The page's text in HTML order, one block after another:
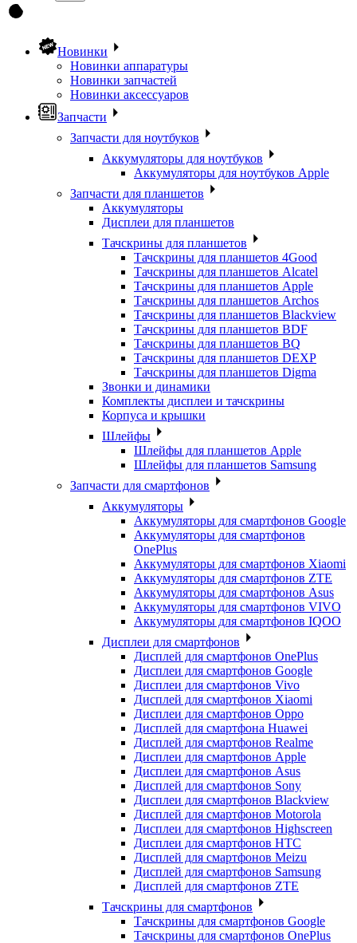
Новинки
Новинки аппаратуры
Новинки запчастей
Новинки аксессуаров
Запчасти
Запчасти для ноутбуков
Аккумуляторы для ноутбуков
Аккумуляторы для ноутбуков Apple
Запчасти для планшетов
Аккумуляторы
Дисплеи для планшетов
Тачскрины для планшетов
Тачскрины для планшетов 4Good
Тачскрины для планшетов Alcatel
Тачскрины для планшетов Apple
Тачскрины для планшетов Archos
Тачскрины для планшетов Blackview
Тачскрины для планшетов BDF
Тачскрины для планшетов BQ
Тачскрины для планшетов DEXP
Тачскрины для планшетов Digma
Звонки и динамики
Комплекты дисплеи и тачскрины
Корпуса и крышки
Шлейфы
Шлейфы для планшетов Apple
Шлейфы для планшетов Samsung
Запчасти для смартфонов
Аккумуляторы
Аккумуляторы для смартфонов Google
Аккумуляторы для смартфонов
OnePlus
Аккумуляторы для смартфонов Xiaomi
Аккумуляторы для смартфонов ZTE
Аккумуляторы для cмартфонов Asus
Аккумуляторы для смартфонов VIVO
Аккумуляторы для смартфонов IQOO
Дисплеи для смартфонов
Дисплей для смартфонов OnePlus
Дисплеи для смартфонов Google
Дисплеи для смартфонов Vivo
Дисплей для смартфонов Xiaomi
Дисплеи для смартфонов Oppo
Дисплей для смартфона Huawei
Дисплей для смартфонов Realme
Дисплеи для смартфонов Apple
Дисплеи для смартфонов Asus
Дисплей для смартфонов Sony
Дисплеи для смартфонов Blackview
Дисплей для смартфонов Motorola
Дисплеи для смартфонов Highscreen
Дисплеи для смартфонов HTC
Дисплей для смартфонов Meizu
Дисплей для смартфонов Samsung
Дисплей для смартфонов ZTE
Тачскрины для смартфонов
Тачскрины для смартфонов Google
Тачскрины для смартфонов OnePlus